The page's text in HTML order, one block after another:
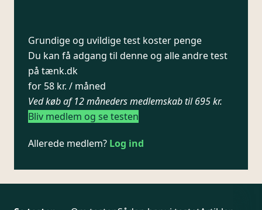
Grundige og uvildige test koster penge
Du kan få adgang til denne og alle andre test
på tænk.dk
for 58 kr. / måned
Ved køb af 12 måneders medlemskab til 695 kr.
Bliv medlem og se testen
Allerede medlem? Log ind